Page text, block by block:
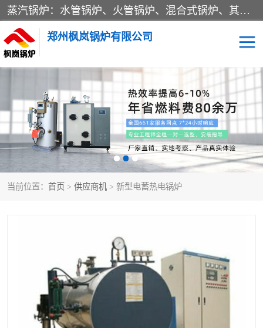
蒸汽锅炉：水管锅炉、火管锅炉、混合式锅炉、其他蒸汽锅炉； 热水锅炉：家用型集中供暖用热水锅炉、其他热水锅炉； 有机热载体锅炉； 船用蒸汽锅炉； （锅炉用辅助设备及装置）蒸汽冷凝器：表面冷凝器、混合式冷凝器、空冷式冷凝器、其他蒸汽冷凝器； 锅炉用辅助设备：节热器、蒸汽收集器、蓄能器、烟垢清除器、气体回收器、泥渣刮除器、空气预热器、其他锅炉用辅助设备；
郑州枫岚锅炉有限公司
当前位置： 首页 > 供应商机 > 新型电蓄热电锅炉